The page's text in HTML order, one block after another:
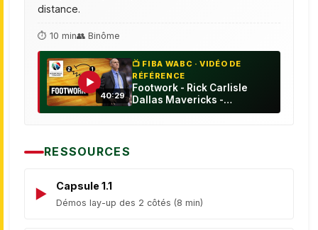
distance.
⏱ 10 min👥 Binôme
▶
40:29
📺 FIBA WABC · VIDÉO DE
RÉFÉRENCE
Footwork - Rick Carlisle
Dallas Mavericks -
Basketball Fundamentals
RESSOURCES
Capsule 1.1
Démos lay-up des 2 côtés (8 min)